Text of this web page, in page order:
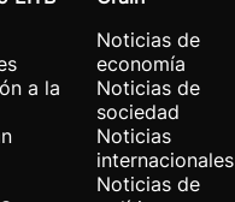
a la
Noticias de
economía
Noticias de
sociedad
Noticias
internacionales
Noticias de